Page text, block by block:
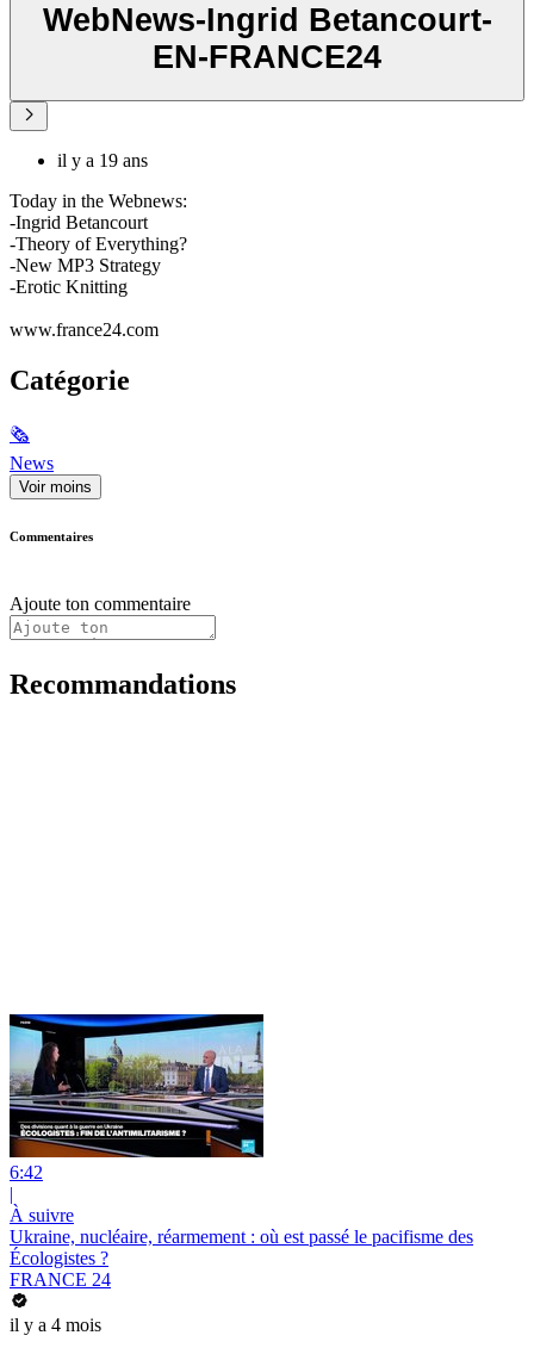
WebNews-Ingrid Betancourt-
EN-FRANCE24
il y a 19 ans
Today in the Webnews:
-Ingrid Betancourt
-Theory of Everything?
-New MP3 Strategy
-Erotic Knitting
www.france24.com
Catégorie
🗞
News
Voir moins
Commentaires
Ajoute ton commentaire
Recommandations
6:42
|
À suivre
Ukraine, nucléaire, réarmement : où est passé le pacifisme des
Écologistes ?
FRANCE 24
il y a 4 mois